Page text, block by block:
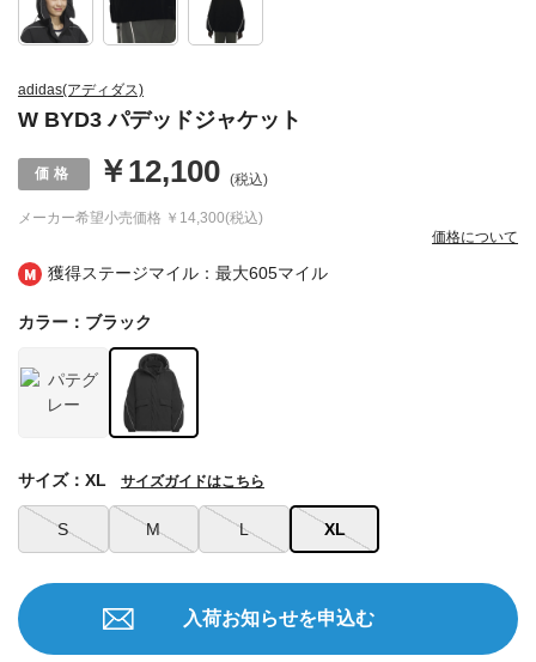
獲得ステージマイル：最大605マイル
adidas(アディダス)
W BYD3 パデッドジャケット
メーカー希望小売価格 ￥14,300(税込)
￥12,100 (税込)
価格について
カラー：ブラック
S M L XL
サイズ：XL サイズガイドはこちら
入荷お知らせを申込む